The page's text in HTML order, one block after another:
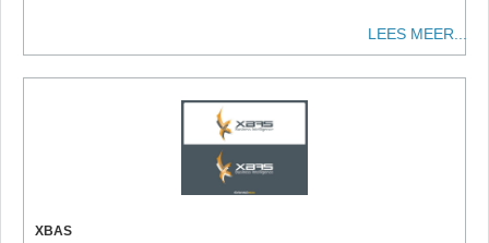
LEES MEER...
XBAS